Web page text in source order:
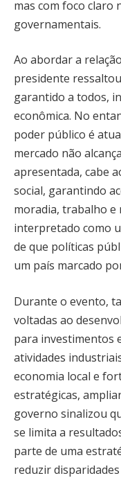
mas com foco claro
governamentais.
Ao abordar a
presidente
garantido a todos,
econômica. No
poder público é
mercado não
apresentada, cabe
social, garantindo
moradia, trabalho e
interpretado como
de que políticas
um país marcado
Durante o evento,
voltadas ao
para investimentos
atividades
economia local e
estratégicas,
governo sinalizou
se limita a
parte de uma
reduzir